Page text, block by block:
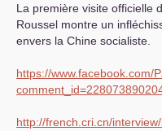
La première visite officielle
Roussel montre un
envers la Chine socialiste.
https://www.facebook.com/
http://french.cri.cn/